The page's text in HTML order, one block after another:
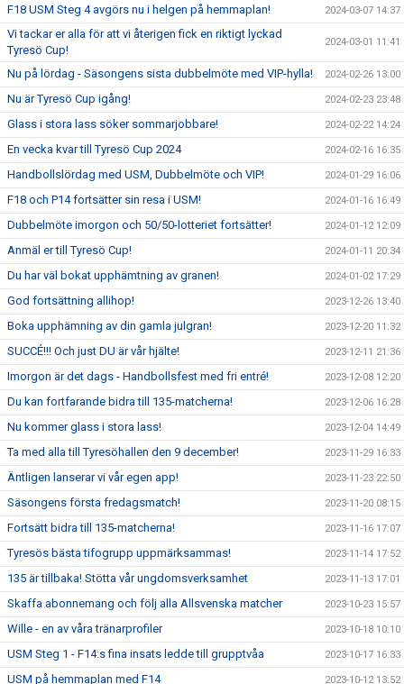
F18 USM Steg 4 avgörs nu i helgen på hemmaplan! 2024-03-07 14:37
Vi tackar er alla för att vi återigen fick en riktigt lyckad
Tyresö Cup!
2024-03-01 11:41
Nu på lördag - Säsongens sista dubbelmöte med VIP-hylla! 2024-02-26 13:00
Nu är Tyresö Cup igång! 2024-02-23 23:48
Glass i stora lass söker sommarjobbare! 2024-02-22 14:24
En vecka kvar till Tyresö Cup 2024 2024-02-16 16:35
Handbollslördag med USM, Dubbelmöte och VIP! 2024-01-29 16:06
F18 och P14 fortsätter sin resa i USM! 2024-01-16 16:49
Dubbelmöte imorgon och 50/50-lotteriet fortsätter! 2024-01-12 12:09
Anmäl er till Tyresö Cup! 2024-01-11 20:34
Du har väl bokat upphämtning av granen! 2024-01-02 17:29
God fortsättning allihop! 2023-12-26 13:40
Boka upphämning av din gamla julgran! 2023-12-20 11:32
SUCCÉ!!! Och just DU är vår hjälte! 2023-12-11 21:36
Imorgon är det dags - Handbollsfest med fri entré! 2023-12-08 12:20
Du kan fortfarande bidra till 135-matcherna! 2023-12-06 16:28
Nu kommer glass i stora lass! 2023-12-04 14:49
Ta med alla till Tyresöhallen den 9 december! 2023-11-29 16:33
Äntligen lanserar vi vår egen app! 2023-11-23 22:50
Säsongens första fredagsmatch! 2023-11-20 08:15
Fortsätt bidra till 135-matcherna! 2023-11-16 17:07
Tyresös bästa tifogrupp uppmärksammas! 2023-11-14 17:52
135 är tillbaka! Stötta vår ungdomsverksamhet 2023-11-13 17:01
Skaffa abonnemang och följ alla Allsvenska matcher 2023-10-23 15:57
Wille - en av våra tränarprofiler 2023-10-18 10:10
USM Steg 1 - F14:s fina insats ledde till grupptvåa 2023-10-17 16:33
USM på hemmaplan med F14 2023-10-12 13:52